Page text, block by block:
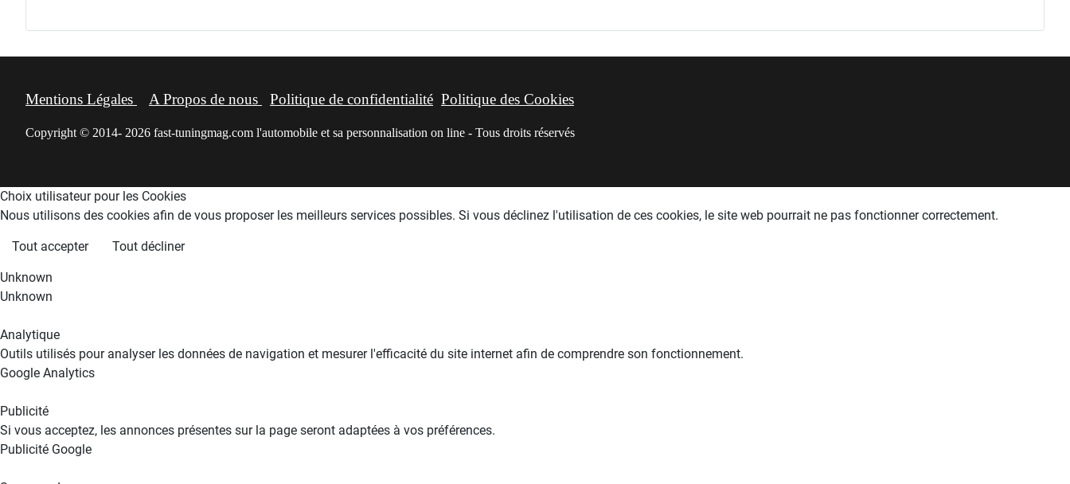
Mentions Légales A Propos de nous Politique de confidentialité Politique des Cookies
Copyright © 2014- 2026 fast-tuningmag.com l'automobile et sa personnalisation on line - Tous droits réservés
Choix utilisateur pour les Cookies
Nous utilisons des cookies afin de vous proposer les meilleurs services possibles. Si vous déclinez l'utilisation de ces cookies, le site web pourrait ne pas fonctionner correctement.
Tout accepter Tout décliner
Unknown
Unknown
Analytique
Outils utilisés pour analyser les données de navigation et mesurer l'efficacité du site internet afin de comprendre son fonctionnement.
Google Analytics
Publicité
Si vous acceptez, les annonces présentes sur la page seront adaptées à vos préférences.
Publicité Google